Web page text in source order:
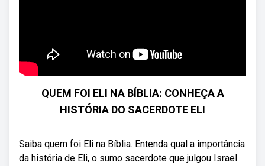
QUEM FOI ELI NA BÍBLIA: CONHEÇA A
HISTÓRIA DO SACERDOTE ELI
Saiba quem foi Eli na Bíblia. Entenda qual a importância
da história de Eli, o sumo sacerdote que julgou Israel